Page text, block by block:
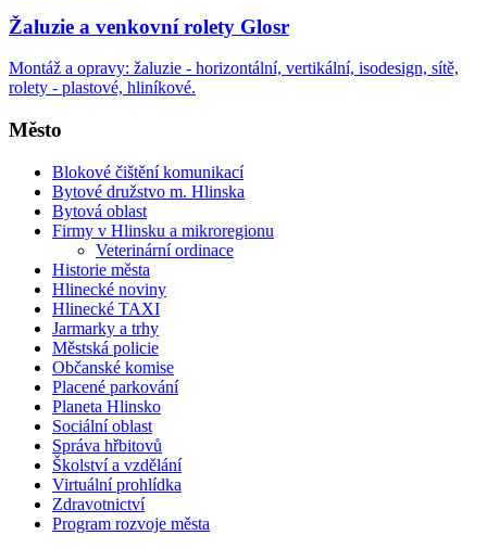
Žaluzie a venkovní rolety Glosr
Montáž a opravy: žaluzie - horizontální, vertikální, isodesign, sítě,
rolety - plastové, hliníkové.
Město
Blokové čištění komunikací
Bytové družstvo m. Hlinska
Bytová oblast
Firmy v Hlinsku a mikroregionu
Veterinární ordinace
Historie města
Hlinecké noviny
Hlinecké TAXI
Jarmarky a trhy
Městská policie
Občanské komise
Placené parkování
Planeta Hlinsko
Sociální oblast
Správa hřbitovů
Školství a vzdělání
Virtuální prohlídka
Zdravotnictví
Program rozvoje města